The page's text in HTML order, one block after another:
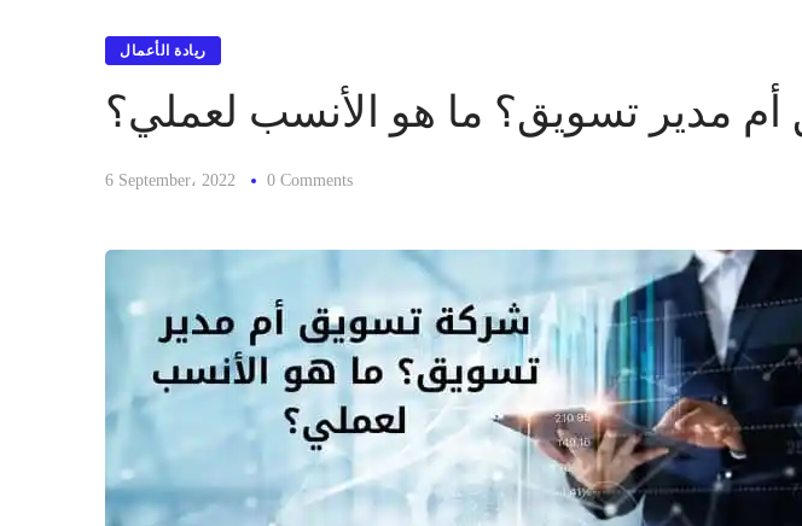
ريادة الأعمال
مدير تسويق؟ ما هو الأنسب لعملي؟
6 September، 2022 0 Comments